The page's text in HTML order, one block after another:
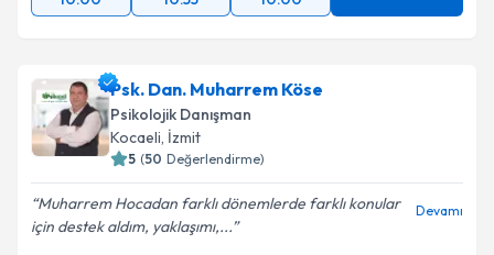
Psk. Dan. Muharrem Köse
Psikolojik Danışman
Kocaeli, İzmit
5 (50 Değerlendirme)
Muharrem Hocadan farklı dönemlerde farklı konular
için destek aldım, yaklaşımı,...
Devamı